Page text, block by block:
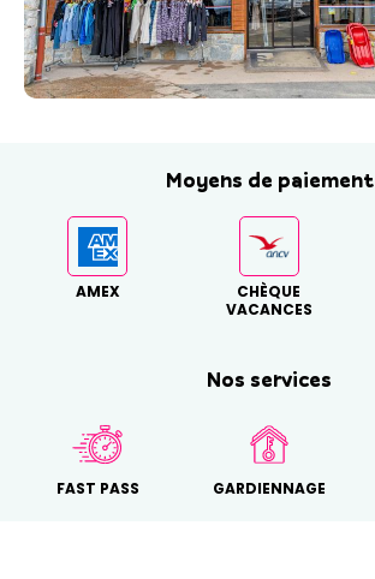
Moyens de paiement
AMEX
CHÈQUE
VACANCES
Nos services
FAST PASS GARDIENNAGE